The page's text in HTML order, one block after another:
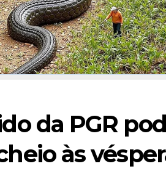
da PGR
às